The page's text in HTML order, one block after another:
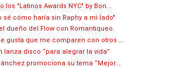
los "Latinos Awards NYC" by Bon...
sé cómo haría sin Raphy a mi lado"
dueño del Flow con Romantiqueo.
gusta que me comparen con otros ...
lanza disco “para alegrar la vida”
promociona su tema “Mejor...